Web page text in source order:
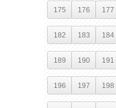
175 176 177
182 183 184
189 190 191
196 197 198